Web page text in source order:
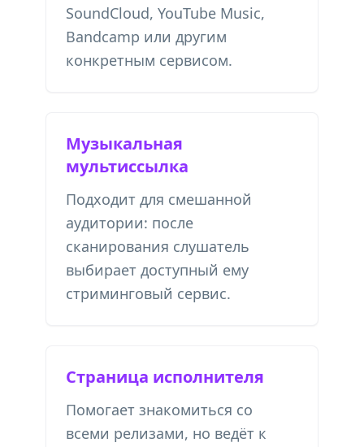
SoundCloud, YouTube Music,
Bandcamp или другим
конкретным сервисом.
Музыкальная
мультиссылка
Подходит для смешанной
аудитории: после
сканирования слушатель
выбирает доступный ему
стриминговый сервис.
Страница исполнителя
Помогает знакомиться со
всеми релизами, но ведёт к